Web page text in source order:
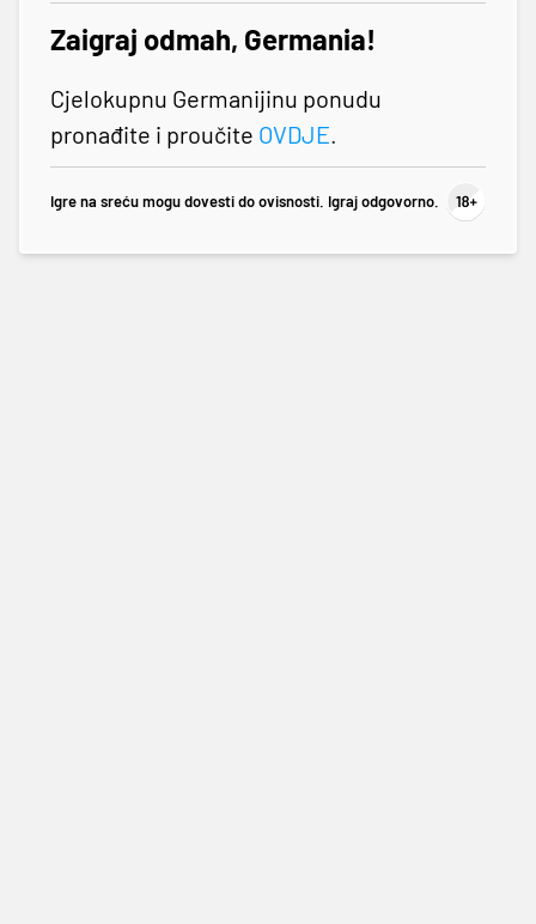
Zaigraj odmah, Germania!
Cjelokupnu Germanijinu ponudu
pronađite i proučite OVDJE.
Igre na sreću mogu dovesti do ovisnosti. Igraj odgovorno.